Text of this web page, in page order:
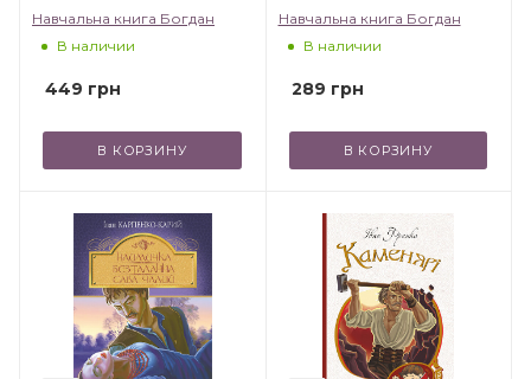
Навчальна книга Богдан
В наличии
449 грн
В КОРЗИНУ
Навчальна книга Богдан
В наличии
289 грн
В КОРЗИНУ